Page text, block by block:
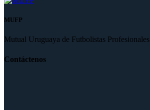
MUFP
Mutual Uruguaya de Futbolistas Profesionales
Contáctenos